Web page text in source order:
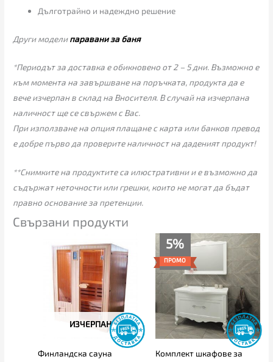
Дълготрайно и надеждно решение
Други моделипаравани за баня
*Периодът за доставка е обикновено от 2 – 5 дни. Възможно е
към момента на завършване на поръчката, продукта да е
вече изчерпан в склад на Вносителя. В случай на изчерпана
наличност ще се свържем с Вас.
При използване на опция плащане с карта или банков превод
е добре първо да проверите наличност на даденият продукт!
**Снимките на продуктите са илюстративни и е възможно да
съдържат неточности или грешки, които не могат да бъдат
правно основание за претенции.
Свързани продукти
ИЗЧЕРПАН
Финландска сауна
5%
ПРОМО
Комплект шкафове за
Original
price
815.00€
(1,594.00
лв.).
Текущата
цена
(1,515.77
лв.).